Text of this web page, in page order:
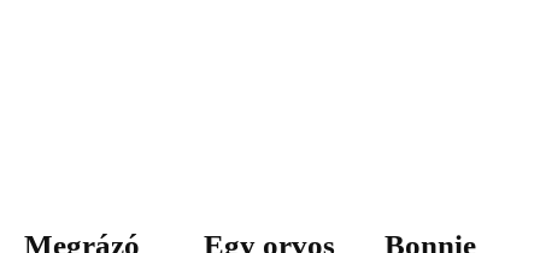
Megrázó
Egy orvos
Bonnie